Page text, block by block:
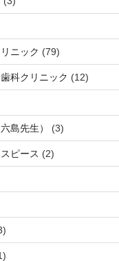
ニック (79)
科クリニック (12)
島先生） (3)
ピース (2)